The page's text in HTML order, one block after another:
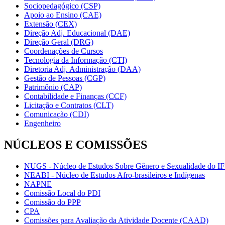
Sociopedagógico (CSP)
Apoio ao Ensino (CAE)
Extensão (CEX)
Direção Adj. Educacional (DAE)
Direção Geral (DRG)
Coordenações de Cursos
Tecnologia da Informação (CTI)
Diretoria Adj. Administração (DAA)
Gestão de Pessoas (CGP)
Patrimônio (CAP)
Contabilidade e Finanças (CCF)
Licitação e Contratos (CLT)
Comunicação (CDI)
Engenheiro
NÚCLEOS E COMISSÕES
NUGS - Núcleo de Estudos Sobre Gênero e Sexualidade do
NEABI - Núcleo de Estudos Afro-brasileiros e Indígenas
NAPNE
Comissão Local do PDI
Comissão do PPP
CPA
Comissões para Avaliação da Atividade Docente (CAAD)